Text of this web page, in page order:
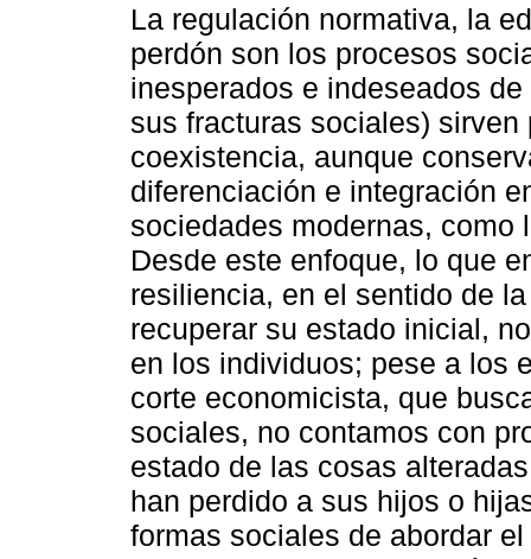
La regulación normativa, la
perdón son los procesos
inesperados e indeseados
sus fracturas sociales)
coexistencia, aunque
diferenciación e integración
sociedades modernas,
Desde este enfoque, lo que
resiliencia, en el sentido de
recuperar su estado inicial,
en los individuos; pese a los
corte economicista, que
sociales, no contamos con
estado de las cosas
han perdido a sus hijos o
formas sociales de abordar